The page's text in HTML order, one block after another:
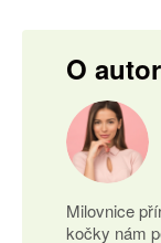
O
Milovnice
kočky nám